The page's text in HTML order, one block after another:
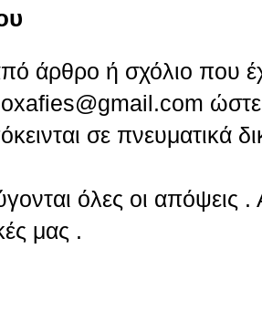
άρθρο ή σχόλιο που
σε πνευματικά
όλες οι απόψεις .
μας .